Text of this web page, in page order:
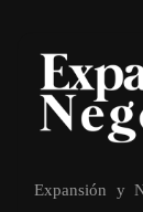
Expansión y